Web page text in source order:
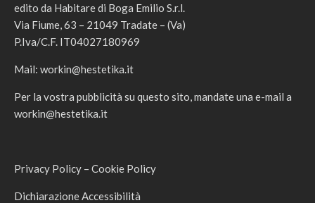
edito da Habitare di Boga Emilio S.r.l.
Via Fiume, 63 – 21049 Tradate – (Va)
P.Iva/C.F. IT04027180969
Mail: workin@hestetika.it
Per la vostra pubblicità su questo sito, mandate una e-mail a
workin@hestetika.it
Privacy Policy – Cookie Policy
Dichiarazione Accessibilità